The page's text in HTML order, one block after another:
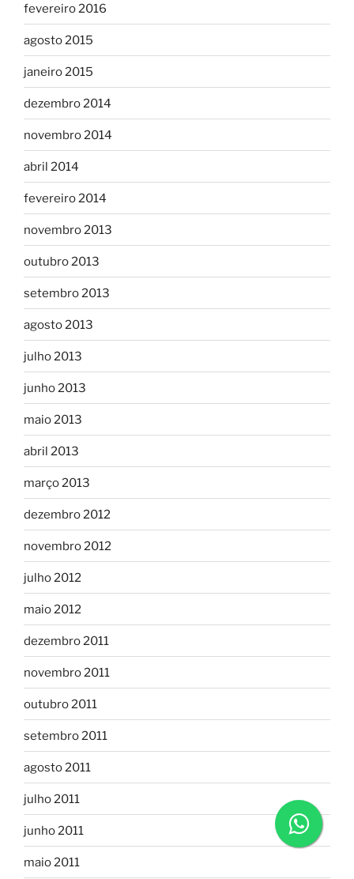
fevereiro 2016
agosto 2015
janeiro 2015
dezembro 2014
novembro 2014
abril 2014
fevereiro 2014
novembro 2013
outubro 2013
setembro 2013
agosto 2013
julho 2013
junho 2013
maio 2013
abril 2013
março 2013
dezembro 2012
novembro 2012
julho 2012
maio 2012
dezembro 2011
novembro 2011
outubro 2011
setembro 2011
agosto 2011
julho 2011
junho 2011
maio 2011